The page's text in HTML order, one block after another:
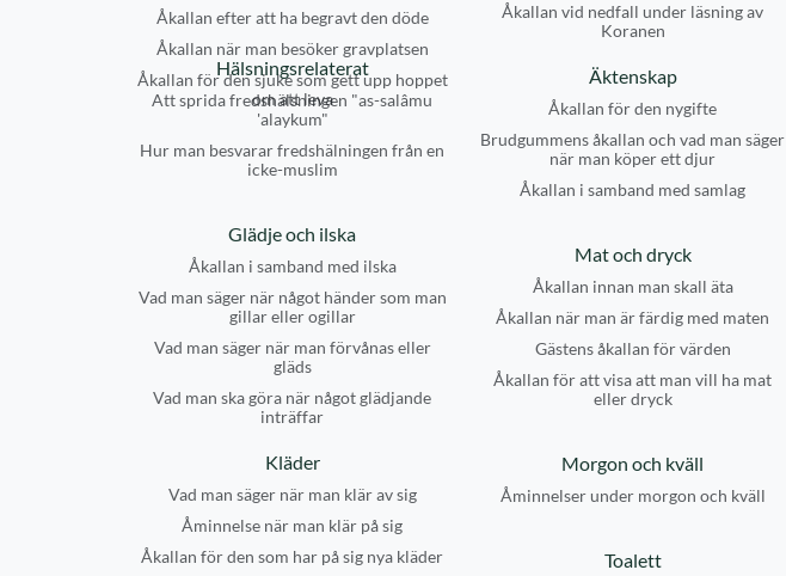
Åkallan efter att ha begravt den döde
Åkallan när man besöker gravplatsen
Åkallan för den sjuke som gett upp hoppet
om att leva
Åkallan vid nedfall under läsning av
Koranen
Hälsningsrelaterat
Att sprida fredshälsningen "as-salâmu
'alaykum"
Hur man besvarar fredshälningen från en
icke-muslim
Äktenskap
Åkallan för den nygifte
Brudgummens åkallan och vad man säger
när man köper ett djur
Åkallan i samband med samlag
Glädje och ilska
Åkallan i samband med ilska
Vad man säger när något händer som man
gillar eller ogillar
Vad man säger när man förvånas eller
gläds
Vad man ska göra när något glädjande
inträffar
Mat och dryck
Åkallan innan man skall äta
Åkallan när man är färdig med maten
Gästens åkallan för värden
Åkallan för att visa att man vill ha mat
eller dryck
Kläder
Vad man säger när man klär av sig
Åminnelse när man klär på sig
Åkallan för den som har på sig nya kläder
Morgon och kväll
Åminnelser under morgon och kväll
Toalett